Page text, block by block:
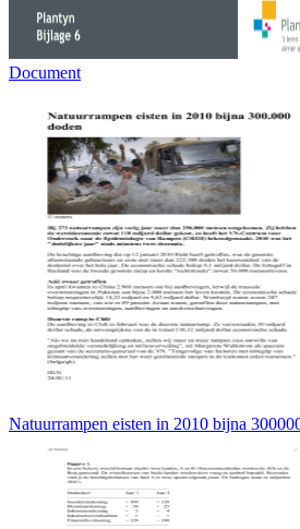
Document
Natuurrampen eisten in 2010 bijna